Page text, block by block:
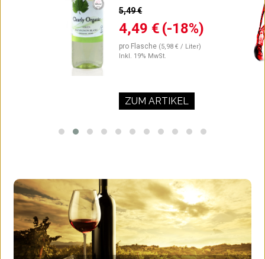
5,49 €
4,49 € (-18%)
pro Flasche (5,98 € / Liter)
Inkl. 19% MwSt.
ZUM ARTIKEL